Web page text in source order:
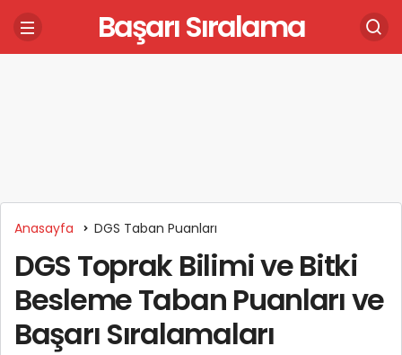
Başarı Sıralama
Anasayfa DGS Taban Puanları
DGS Toprak Bilimi ve Bitki
Besleme Taban Puanları ve
Başarı Sıralamaları